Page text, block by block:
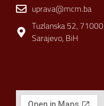
uprava@mcm.ba
Tuzlanska 52, 71000
Sarajevo, BiH